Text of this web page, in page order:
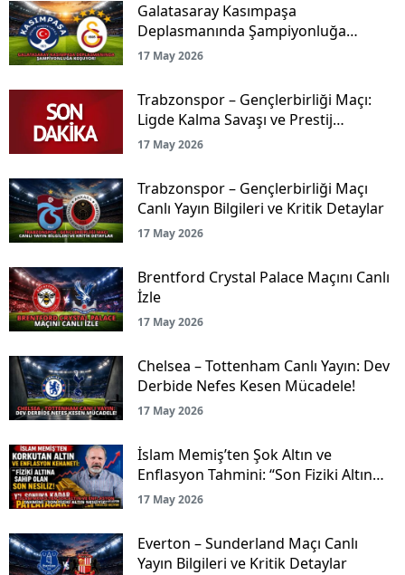
Galatasaray Kasımpaşa
Deplasmanında Şampiyonluğa
Koşuyor!
17 May 2026
Trabzonspor – Gençlerbirliği Maçı:
Ligde Kalma Savaşı ve Prestij
Mücadelesi Canlı Yayınla Ekranlarda!
17 May 2026
Trabzonspor – Gençlerbirliği Maçı
Canlı Yayın Bilgileri ve Kritik Detaylar
17 May 2026
Brentford Crystal Palace Maçını Canlı
İzle
17 May 2026
Chelsea – Tottenham Canlı Yayın: Dev
Derbide Nefes Kesen Mücadele!
17 May 2026
İslam Memiş’ten Şok Altın ve
Enflasyon Tahmini: “Son Fiziki Altın
Nesliyiz!”
17 May 2026
Everton – Sunderland Maçı Canlı
Yayın Bilgileri ve Kritik Detaylar